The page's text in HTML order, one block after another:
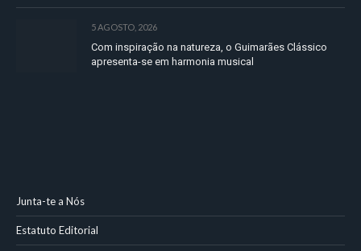
5 AGOSTO, 2026
Com inspiração na natureza, o Guimarães Clássico
apresenta-se em harmonia musical
Junta-te a Nós
Estatuto Editorial